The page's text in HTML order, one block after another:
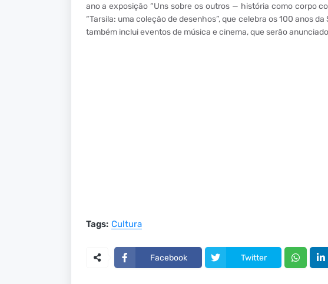
ano a exposição “Uns sobre os outros — história como corpo
“Tarsila: uma coleção de desenhos”, que celebra os 100 anos
também inclui eventos de música e cinema, que serão
Tags: Cultura
Facebook Twitter